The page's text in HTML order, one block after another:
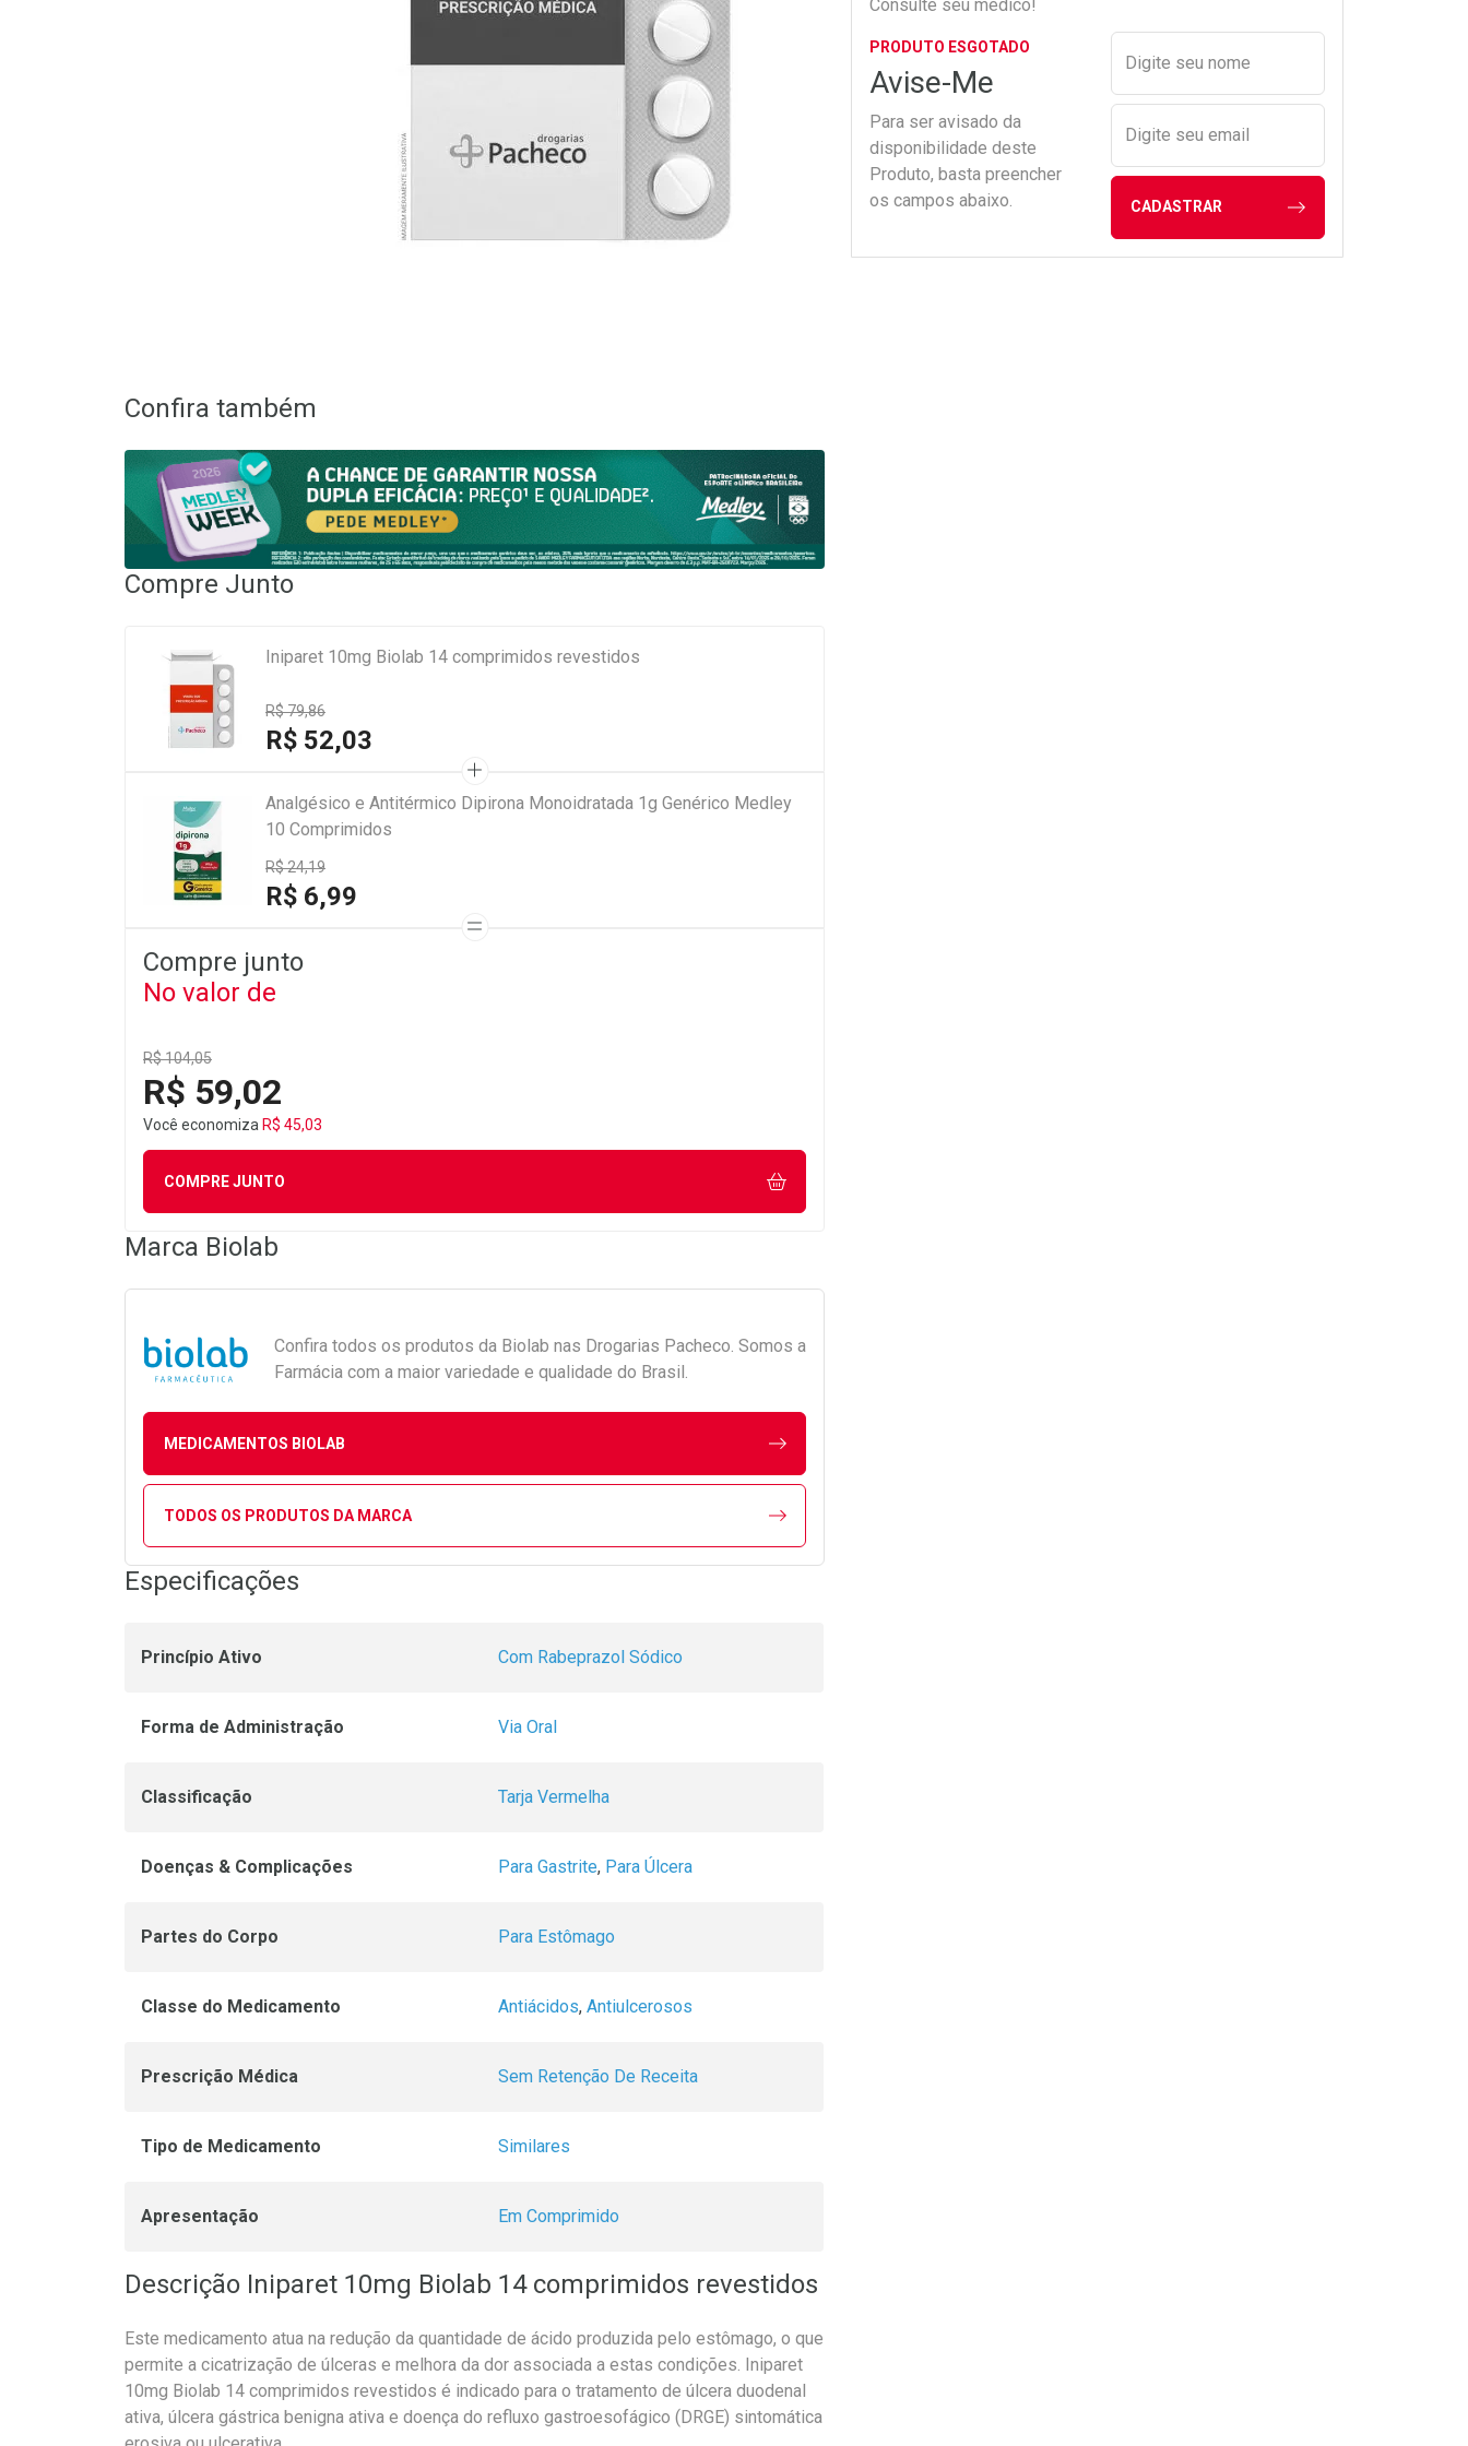
Consulte seu médico!
PRODUTO ESGOTADO
Avise-Me
Para ser avisado da
disponibilidade deste
Produto, basta preencher
os campos abaixo.
Preencher nome e email
Digite seu nome
Digite seu email
CADASTRAR
Confira também
Compre Junto
Iniparet 10mg Biolab 14 comprimidos revestidos
R$ 79,86
R$ 52,03
Analgésico e Antitérmico Dipirona Monoidratada 1g Genérico Medley
10 Comprimidos
R$ 24,19
R$ 6,99
Compre junto
No valor de
R$ 104,05
R$ 59,02
Você economiza R$ 45,03
COMPRE JUNTO
Marca Biolab
Confira todos os produtos da Biolab nas Drogarias Pacheco. Somos a
Farmácia com a maior variedade e qualidade do Brasil.
MEDICAMENTOS BIOLAB
TODOS OS PRODUTOS DA MARCA
Especificações
Princípio Ativo Com Rabeprazol Sódico
Forma de Administração Via Oral
Classificação Tarja Vermelha
Doenças & Complicações Para Gastrite, Para Úlcera
Partes do Corpo Para Estômago
Classe do Medicamento Antiácidos, Antiulcerosos
Prescrição Médica Sem Retenção De Receita
Tipo de Medicamento Similares
Apresentação Em Comprimido
Descrição Iniparet 10mg Biolab 14 comprimidos revestidos
Este medicamento atua na redução da quantidade de ácido produzida pelo estômago, o que
permite a cicatrização de úlceras e melhora da dor associada a estas condições. Iniparet
10mg Biolab 14 comprimidos revestidos é indicado para o tratamento de úlcera duodenal
ativa, úlcera gástrica benigna ativa e doença do refluxo gastroesofágico (DRGE) sintomática